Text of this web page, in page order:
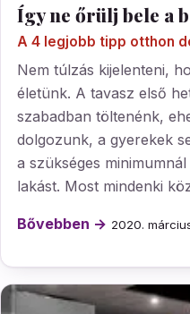
Így ne őrülj bele a
A 4 legjobb tipp otthon
Nem túlzás kijelenteni,
életünk. A tavasz első
szabadban töltenénk,
dolgozunk, a gyerekek
a szükséges
lakást. Most mindenki
Bővebben → 2020.